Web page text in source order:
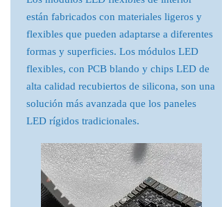
están fabricados con materiales ligeros y
flexibles que pueden adaptarse a diferentes
formas y superficies. Los módulos LED
flexibles, con PCB blando y chips LED de
alta calidad recubiertos de silicona, son una
solución más avanzada que los paneles
LED rígidos tradicionales.